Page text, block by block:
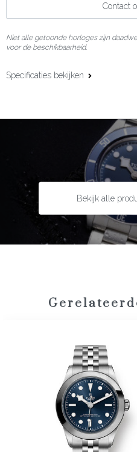
Contact
Niet alle getoonde horloges zijn
voor de beschikbaarheid.
Specificaties bekijken
65
Kastmateriaal:
Staal
Lunette:
Type sluiting:
5 jaar
Bekijk alle